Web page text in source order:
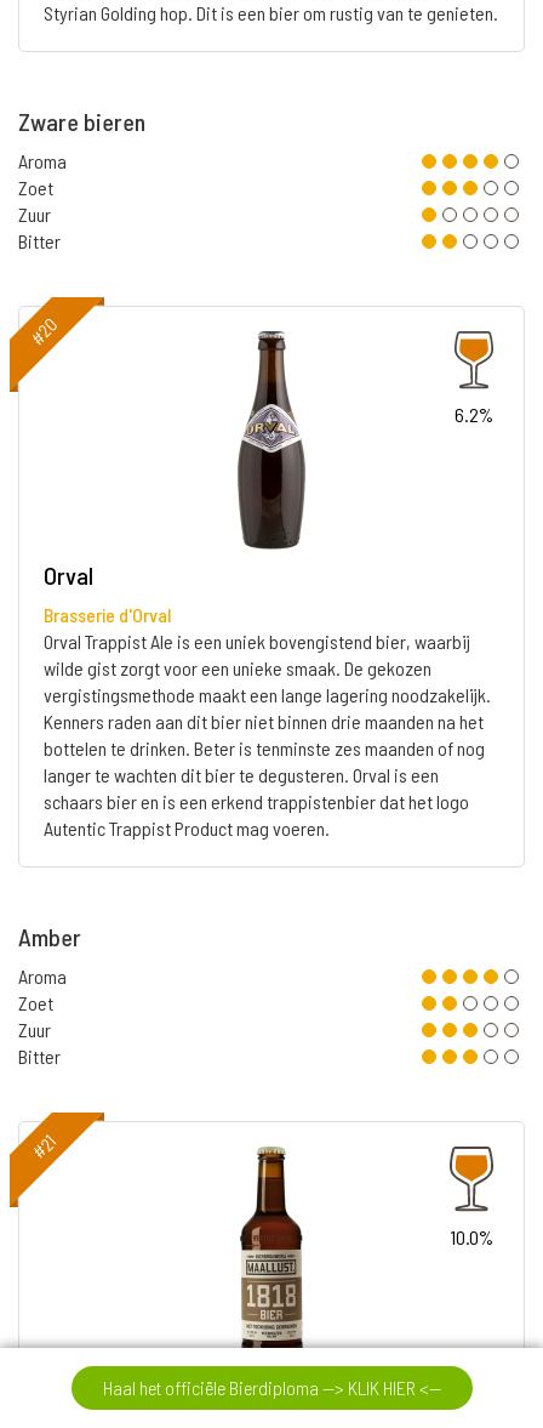
Styrian Golding hop. Dit is een bier om rustig van te genieten.
Zware bieren
Aroma
Zoet
Zuur
Bitter
#20
6.2%
Orval
Brasserie d'Orval
Orval Trappist Ale is een uniek bovengistend bier, waarbij
wilde gist zorgt voor een unieke smaak. De gekozen
vergistingsmethode maakt een lange lagering noodzakelijk.
Kenners raden aan dit bier niet binnen drie maanden na het
bottelen te drinken. Beter is tenminste zes maanden of nog
langer te wachten dit bier te degusteren. Orval is een
schaars bier en is een erkend trappistenbier dat het logo
Autentic Trappist Product mag voeren.
Amber
Aroma
Zoet
Zuur
Bitter
#21
10.0%
Maallust 1818
Haal het officiële Bierdiploma --> KLIK HIER <--